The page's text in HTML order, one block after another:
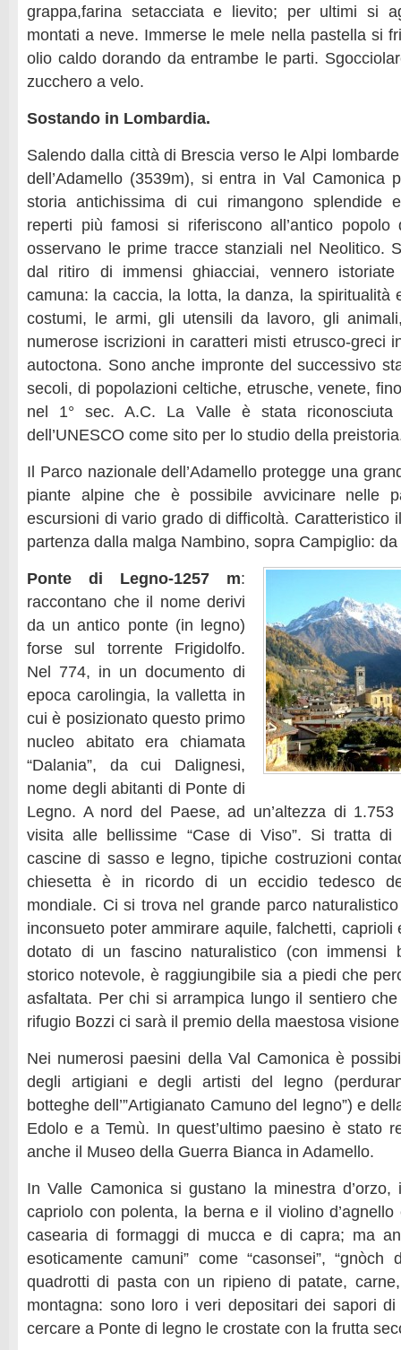
grappa,farina setacciata e lievito; per ultimi si
montati a neve. Immerse le mele nella pastella si
olio caldo dorando da entrambe le parti.
zucchero a velo.
Sostando in Lombardia.
Salendo dalla città di Brescia verso le Alpi
dell’Adamello (3539m), si entra in Val Camonica
storia antichissima di cui rimangono splendide
reperti più famosi si riferiscono all’antico
osservano le prime tracce stanziali nel Neolitico.
dal ritiro di immensi ghiacciai, vennero
camuna: la caccia, la lotta, la danza, la spiritualità
costumi, le armi, gli utensili da lavoro, gli
numerose iscrizioni in caratteri misti etrusco-greci
autoctona. Sono anche impronte del successivo
secoli, di popolazioni celtiche, etrusche, venete,
nel 1° sec. A.C. La Valle è stata riconosciuta
dell’UNESCO come sito per lo studio della
Il Parco nazionale dell’Adamello protegge una
piante alpine che è possibile avvicinare nelle
escursioni di vario grado di difficoltà. Caratteristico
partenza dalla malga Nambino, sopra Campiglio:
Ponte di Legno-1257 m:
raccontano che il nome derivi
da un antico ponte (in legno)
forse sul torrente Frigidolfo.
Nel 774, in un documento di
epoca carolingia, la valletta in
cui è posizionato questo primo
nucleo abitato era chiamata
“Dalania”, da cui Dalignesi,
nome degli abitanti di Ponte di
Legno. A nord del Paese, ad un’altezza di
visita alle bellissime “Case di Viso”. Si tratta
cascine di sasso e legno, tipiche costruzioni
chiesetta è in ricordo di un eccidio tedesco
mondiale. Ci si trova nel grande parco
inconsueto poter ammirare aquile, falchetti, caprioli
dotato di un fascino naturalistico (con immensi
storico notevole, è raggiungibile sia a piedi che
asfaltata. Per chi si arrampica lungo il sentiero
rifugio Bozzi ci sarà il premio della maestosa visione
Nei numerosi paesini della Val Camonica è
degli artigiani e degli artisti del legno
botteghe dell’”Artigianato Camuno del legno”) e
Edolo e a Temù. In quest’ultimo paesino è stato
anche il Museo della Guerra Bianca in Adamello.
In Valle Camonica si gustano la minestra
capriolo con polenta, la berna e il violino
casearia di formaggi di mucca e di capra; ma
esoticamente camuni” come “casonsei”, “gnòch
quadrotti di pasta con un ripieno di patate,
montagna: sono loro i veri depositari dei sapori
cercare a Ponte di legno le crostate con la frutta